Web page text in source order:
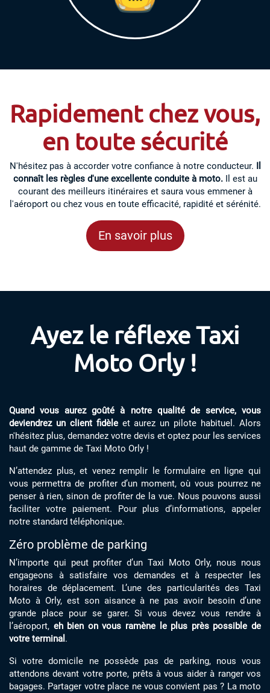
Rapidement chez vous,
en toute sécurité
N'hésitez pas à accorder votre confiance à notre conducteur. Il
connaît les règles d'une excellente conduite à moto.Il est au
courant des meilleurs itinéraires et saura vous emmener à
l'aéroport ou chez vous en toute efficacité, rapidité et sérénité.
En savoir plus
Ayez le réflexe Taxi
Moto Orly !
Quand vous aurez goûté à notre qualité de service, vous
deviendrez un client fidèleet aurez un pilote habituel. Alors
n'hésitez plus, demandez votre devis et optez pour les services
haut de gamme de Taxi Moto Orly !
N’attendez plus, et venez remplir le formulaire en ligne qui
vous permettra de profiter d’un moment, où vous pourrez ne
penser à rien, sinon de profiter de la vue. Nous pouvons aussi
faciliter votre paiement. Pour plus d’informations, appeler
notre standard téléphonique.
Zéro problème de parking
N’importe qui peut profiter d’un Taxi Moto Orly, nous nous
engageons à satisfaire vos demandes et à respecter les
horaires de déplacement. L’une des particularités des Taxi
Moto à Orly, est son aisance à ne pas avoir besoin d’une
grande place pour se garer. Si vous devez vous rendre à
l’aéroport, eh bien on vous ramène le plus près possible de
votre terminal .
Si votre domicile ne possède pas de parking, nous vous
attendons devant votre porte, prêts à vous aider à ranger vos
bagages. Partager votre place ne vous convient pas ? La moto